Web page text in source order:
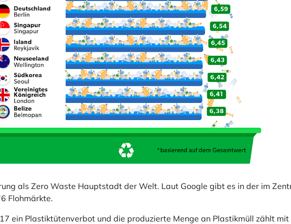
als Zero Waste Hauptstadt der Welt. Laut Google gibt es in der im
Flohmärkte.
ein Plastiktütenverbot und die produzierte Menge an Plastikmüll zählt